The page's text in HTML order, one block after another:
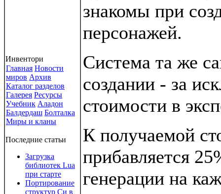
Инвентори
Главная Новости
миров Архив
Каталог разделов
Галерея Ресурсы
Учебник Аладон
Балдердаш Болталка
Миры и кланы
Последние статьи
Загрузка
библиотек Lua
при старте
Портирование
структур Си в
знакомы при
персонажей.
Система та же
создании - за
стоимости в
К получаемой
прибавляется
генерации на